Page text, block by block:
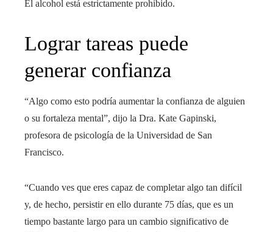
El alcohol está estrictamente prohibido.
Lograr tareas puede
generar confianza
“Algo como esto podría aumentar la confianza de alguien
o su fortaleza mental”, dijo la Dra. Kate Gapinski,
profesora de psicología de la Universidad de San
Francisco.
“Cuando ves que eres capaz de completar algo tan difícil
y, de hecho, persistir en ello durante 75 días, que es un
tiempo bastante largo para un cambio significativo de